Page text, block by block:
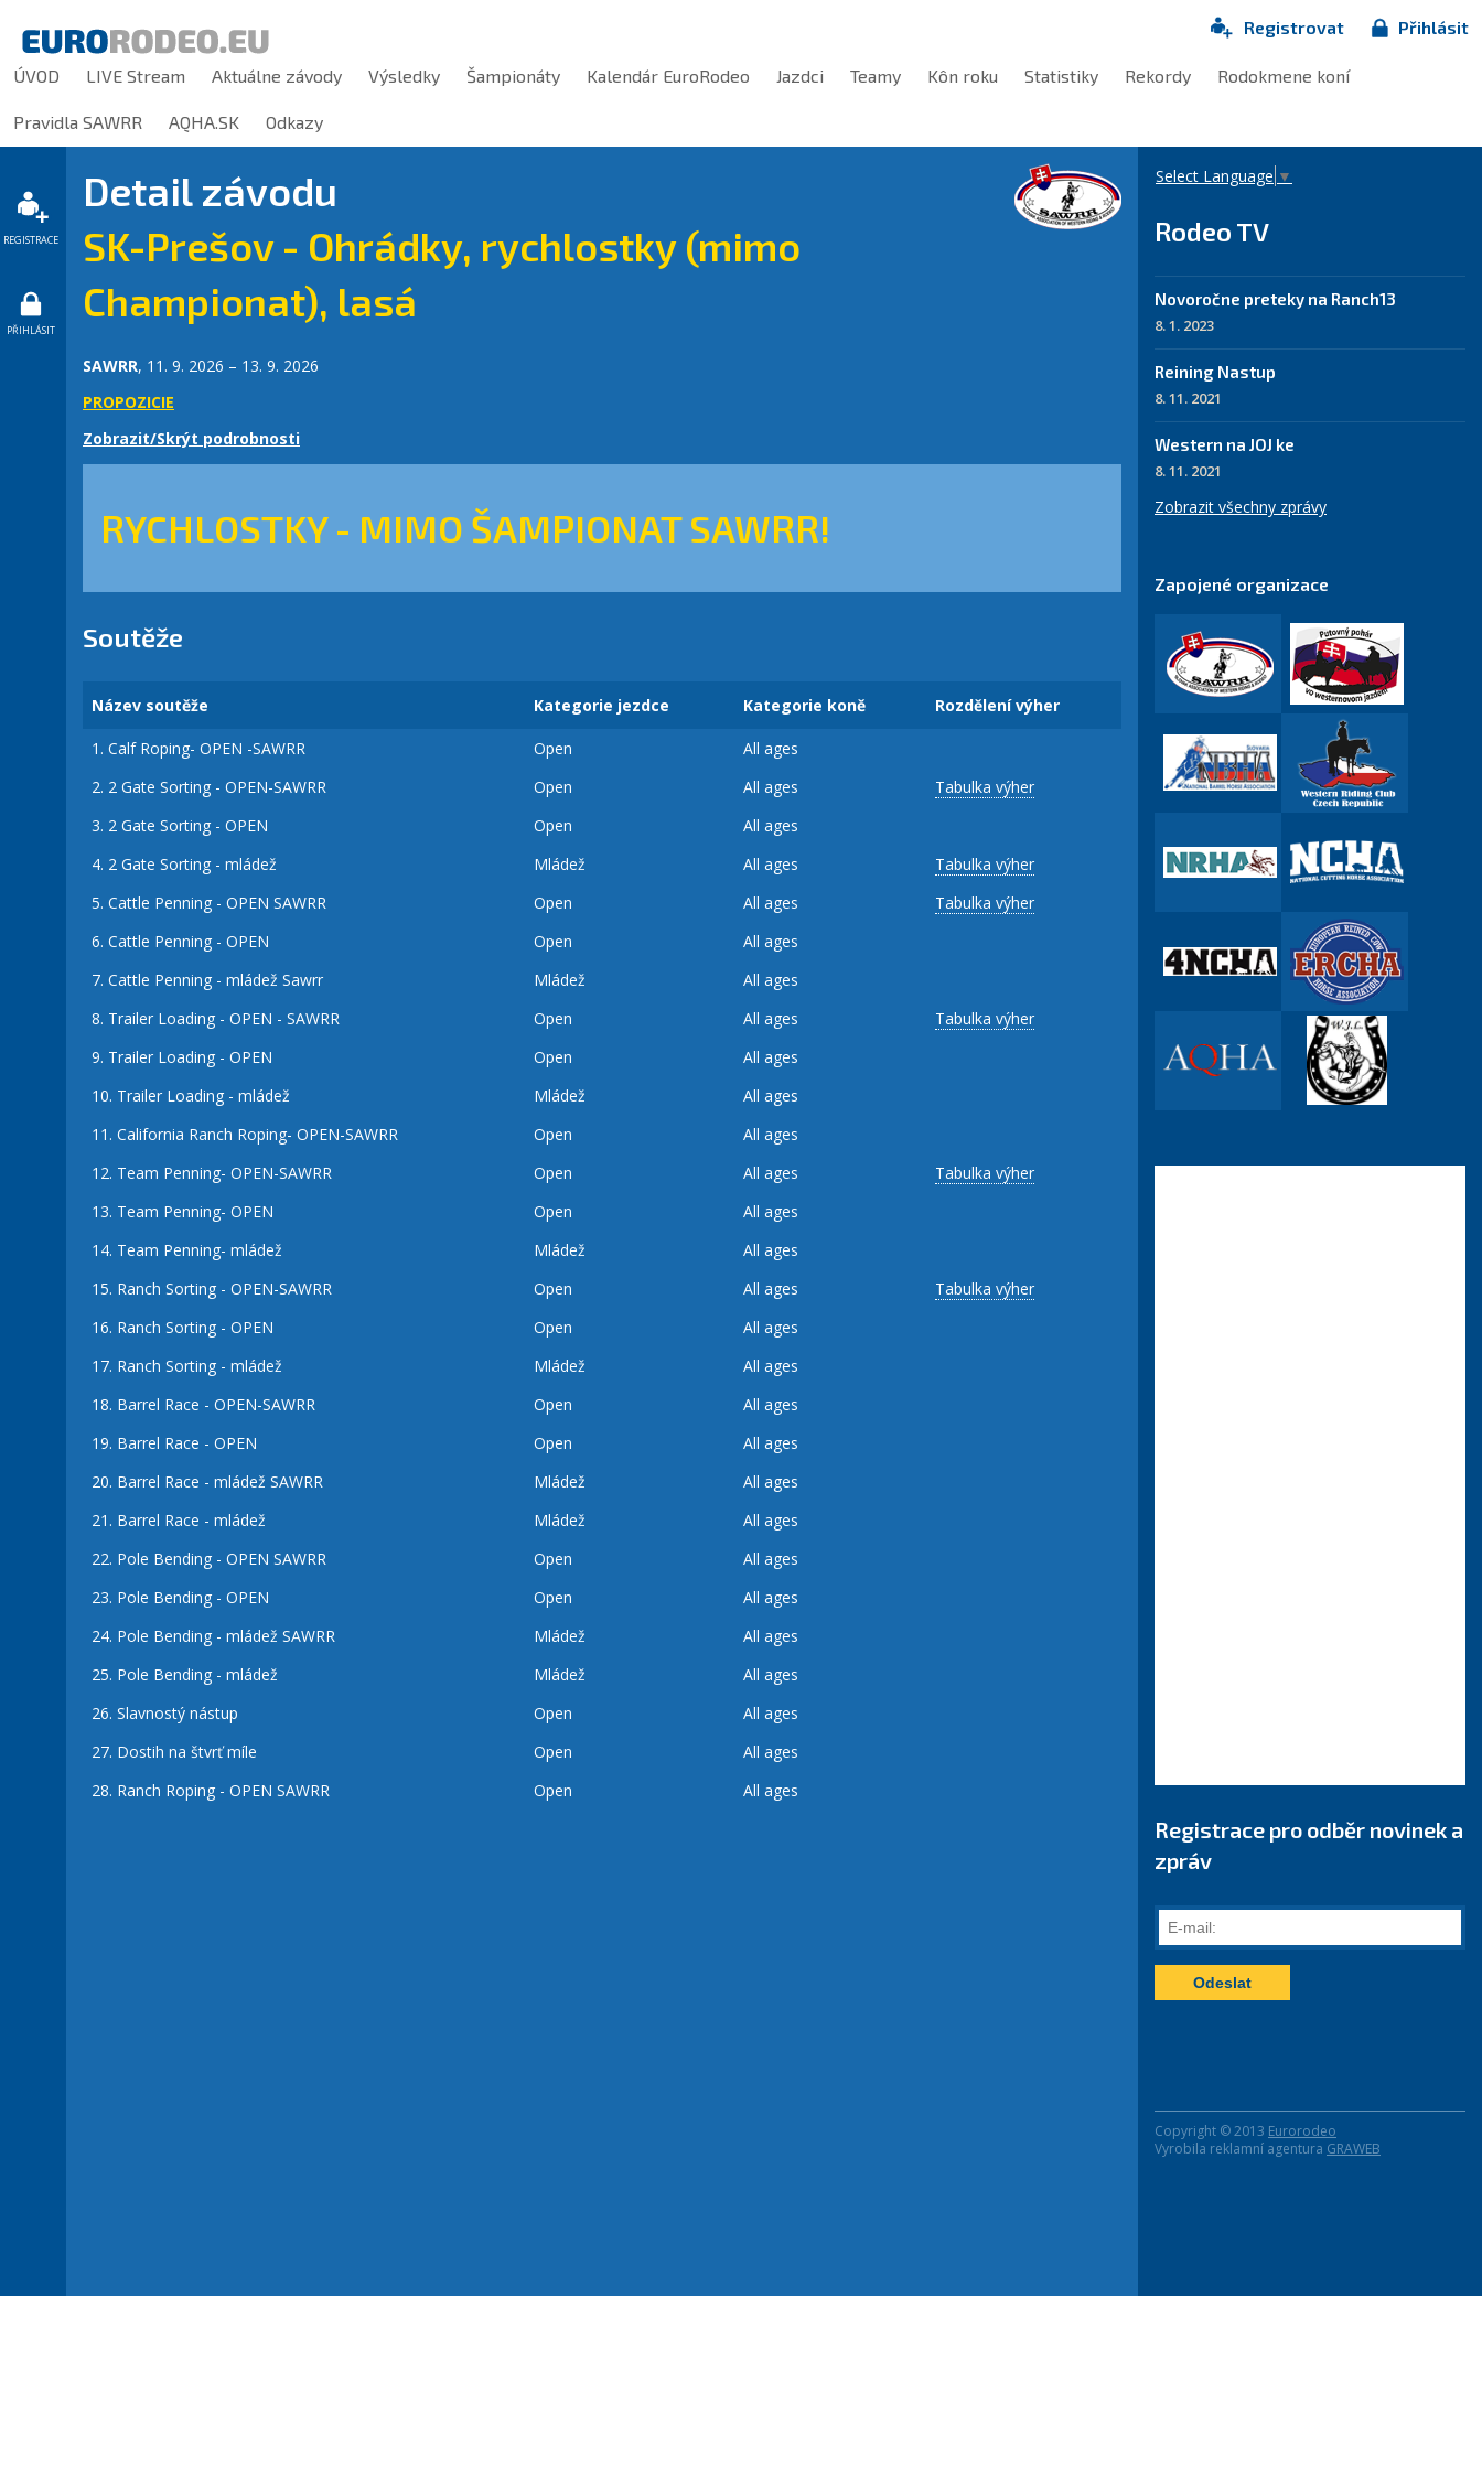
Registrovat Přihlásit
ÚVOD LIVE Stream Aktuálne závody Výsledky Šampionáty Kalendár EuroRodeo Jazdci Teamy Kôn roku Statistiky Rekordy Rodokmene koní
Pravidla SAWRR AQHA.SK Odkazy
REGISTRACE
PŘIHLÁSIT
Detail závodu
SK-Prešov - Ohrádky, rychlostky (mimo
Championat), lasá
SAWRR, 11. 9. 2026 – 13. 9. 2026
PROPOZICIE
Zobrazit/Skrýt podrobnosti
RYCHLOSTKY - MIMO ŠAMPIONAT SAWRR!
Soutěže
Název soutěže Kategorie jezdce Kategorie koně Rozdělení výher
1. Calf Roping- OPEN -SAWRR Open
All ages
2. 2 Gate Sorting - OPEN-SAWRR Open All ages
Tabulka výher
3. 2 Gate Sorting - OPEN Open
All ages
4. 2 Gate Sorting - mládež Mládež All ages
Tabulka výher
5. Cattle Penning - OPEN SAWRR Open All ages
Tabulka výher
6. Cattle Penning - OPEN Open
All ages
7. Cattle Penning - mládež Sawrr Mládež
All ages
8. Trailer Loading - OPEN - SAWRR Open All ages
Tabulka výher
9. Trailer Loading - OPEN Open
All ages
10. Trailer Loading - mládež Mládež
All ages
11. California Ranch Roping- OPEN-SAWRR Open
All ages
12. Team Penning- OPEN-SAWRR Open All ages
Tabulka výher
13. Team Penning- OPEN Open
All ages
14. Team Penning- mládež Mládež
All ages
15. Ranch Sorting - OPEN-SAWRR Open All ages
Tabulka výher
16. Ranch Sorting - OPEN Open
All ages
17. Ranch Sorting - mládež Mládež
All ages
18. Barrel Race - OPEN-SAWRR Open
All ages
19. Barrel Race - OPEN Open
All ages
20. Barrel Race - mládež SAWRR Mládež
All ages
21. Barrel Race - mládež Mládež
All ages
22. Pole Bending - OPEN SAWRR Open
All ages
23. Pole Bending - OPEN Open
All ages
24. Pole Bending - mládež SAWRR Mládež
All ages
25. Pole Bending - mládež Mládež
All ages
26. Slavnostý nástup Open
All ages
27. Dostih na štvrť míle Open
All ages
28. Ranch Roping - OPEN SAWRR Open All ages
Select Language ▼
Rodeo TV
Novoročne preteky na Ranch13
8. 1. 2023
Reining Nastup
8. 11. 2021
Western na JOJ ke
8. 11. 2021
Zobrazit všechny zprávy
Zapojené organizace
Registrace pro odběr novinek a
zpráv
E-
mail:
Copyright © 2013 Eurorodeo
Vyrobila reklamní agentura GRAWEB